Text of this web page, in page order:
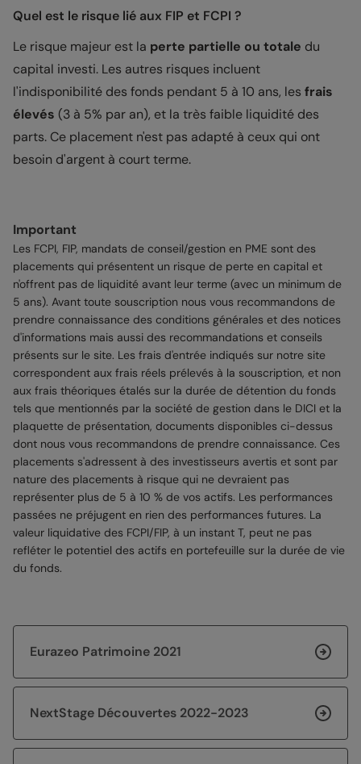
Quel est le risque lié aux FIP et FCPI ?
Le risque majeur est la perte partielle ou totale du
capital investi. Les autres risques incluent
l'indisponibilité des fonds pendant 5 à 10 ans, les frais
élevés (3 à 5% par an), et la très faible liquidité des
parts. Ce placement n'est pas adapté à ceux qui ont
besoin d'argent à court terme.
Important
Les FCPI, FIP, mandats de conseil/gestion en PME sont des
placements qui présentent un risque de perte en capital et
n'offrent pas de liquidité avant leur terme (avec un minimum de
5 ans). Avant toute souscription nous vous recommandons de
prendre connaissance des conditions générales et des notices
d'informations mais aussi des recommandations et conseils
présents sur le site. Les frais d'entrée indiqués sur notre site
correspondent aux frais réels prélevés à la souscription, et non
aux frais théoriques étalés sur la durée de détention du fonds
tels que mentionnés par la société de gestion dans le DICI et la
plaquette de présentation, documents disponibles ci-dessus
dont nous vous recommandons de prendre connaissance. Ces
placements s'adressent à des investisseurs avertis et sont par
nature des placements à risque qui ne devraient pas
représenter plus de 5 à 10 % de vos actifs. Les performances
passées ne préjugent en rien des performances futures. La
valeur liquidative des FCPI/FIP, à un instant T, peut ne pas
refléter le potentiel des actifs en portefeuille sur la durée de vie
du fonds.
Eurazeo Patrimoine 2021
NextStage Découvertes 2022-2023